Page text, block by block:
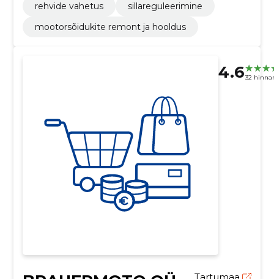
rehvide vahetus
sillareguleerimine
mootorsõidukite remont ja hooldus
4.632